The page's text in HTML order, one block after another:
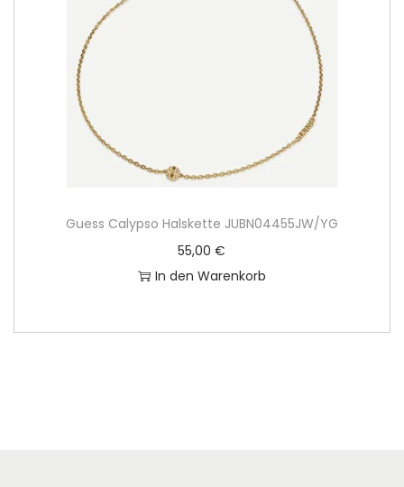
Guess Calypso Halskette JUBN04455JW/YG
55,00€
In den Warenkorb